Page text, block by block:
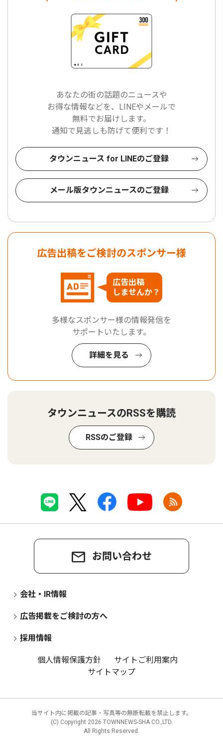
あなたの街の話題のニュースや
お得な情報などを、LINEやメールで
無料でお届けします。
通知で見逃しも防げて便利です！
タウンニュース for LINEのご登録
メール版タウンニュースのご登録
広告出稿をご検討のスポンサー様
広告出稿
しませんか？
多様なスポンサー様の情報発信を
サポートいたします。
詳細を見る
タウンニュースのRSSを購読
RSSのご登録
お問い合わせ
会社・IR情報
広告掲載をご検討の方へ
採用情報
個人情報保護方針
サイトご利用案内
サイトマップ
当サイト内に掲載の記事・写真等の無断転載を禁止します。
(C) Copyright 2026 TOWNNEWS-SHA CO.,LTD.
All Rights Reserved.